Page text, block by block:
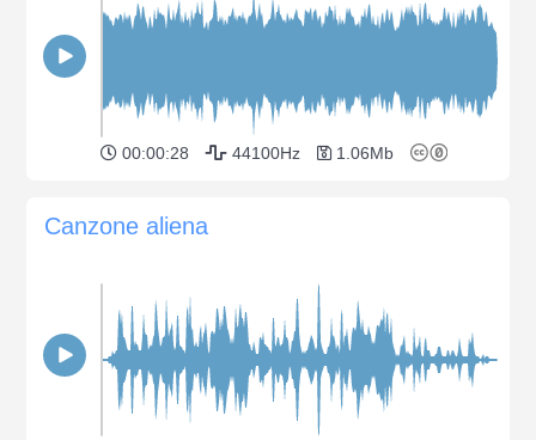
00:00:28 44100Hz 1.06Mb
Canzone aliena